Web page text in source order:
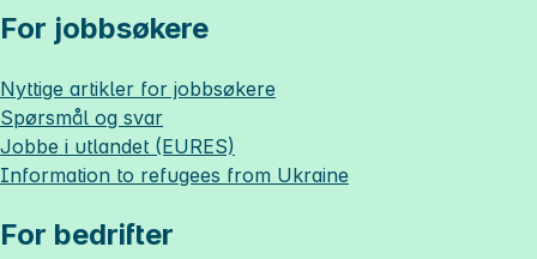
For jobbsøkere
Nyttige artikler for jobbsøkere
Spørsmål og svar
Jobbe i utlandet (EURES)
Information to refugees from Ukraine
For bedrifter